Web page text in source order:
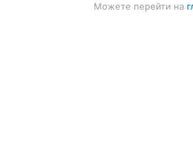
Можете перейти на